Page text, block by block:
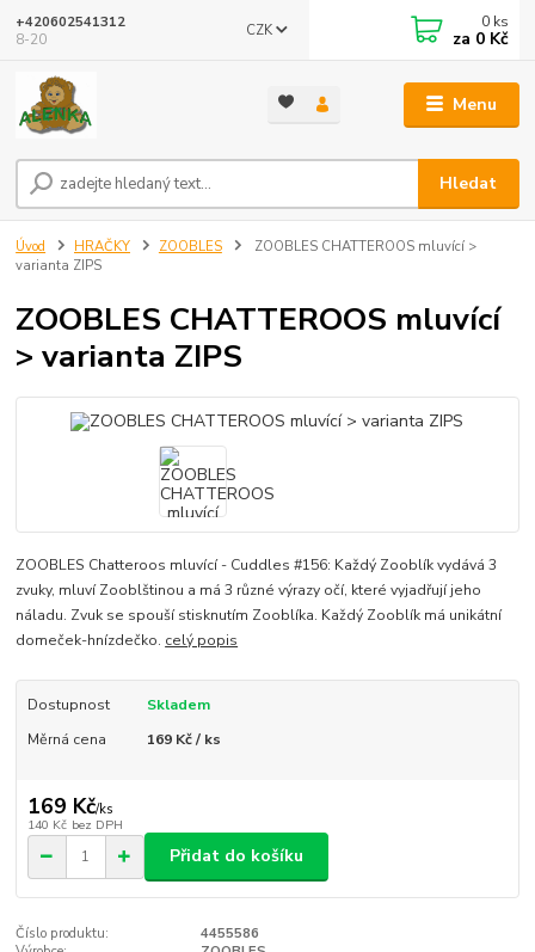
Menu
CZK
Hledat
+420602541312
8-20
0 ks
za 0 Kč
Úvod HRAČKY ZOOBLES
ZOOBLES CHATTEROOS mluvící >
varianta ZIPS
ZOOBLES CHATTEROOS mluvící
> varianta ZIPS
ZOOBLES Chatteroos mluvící - Cuddles #156: Každý Zooblík vydává 3
zvuky, mluví Zooblštinou a má 3 různé výrazy očí, které vyjadřují jeho
náladu. Zvuk se spouší stisknutím Zooblíka. Každý Zooblík má unikátní
domeček-hnízdečko. celý popis
Dostupnost
Skladem
Měrná cena
169 Kč / ks
169 Kč/ks
140 Kč bez DPH
Přidat do košíku
Číslo produktu:
4455586